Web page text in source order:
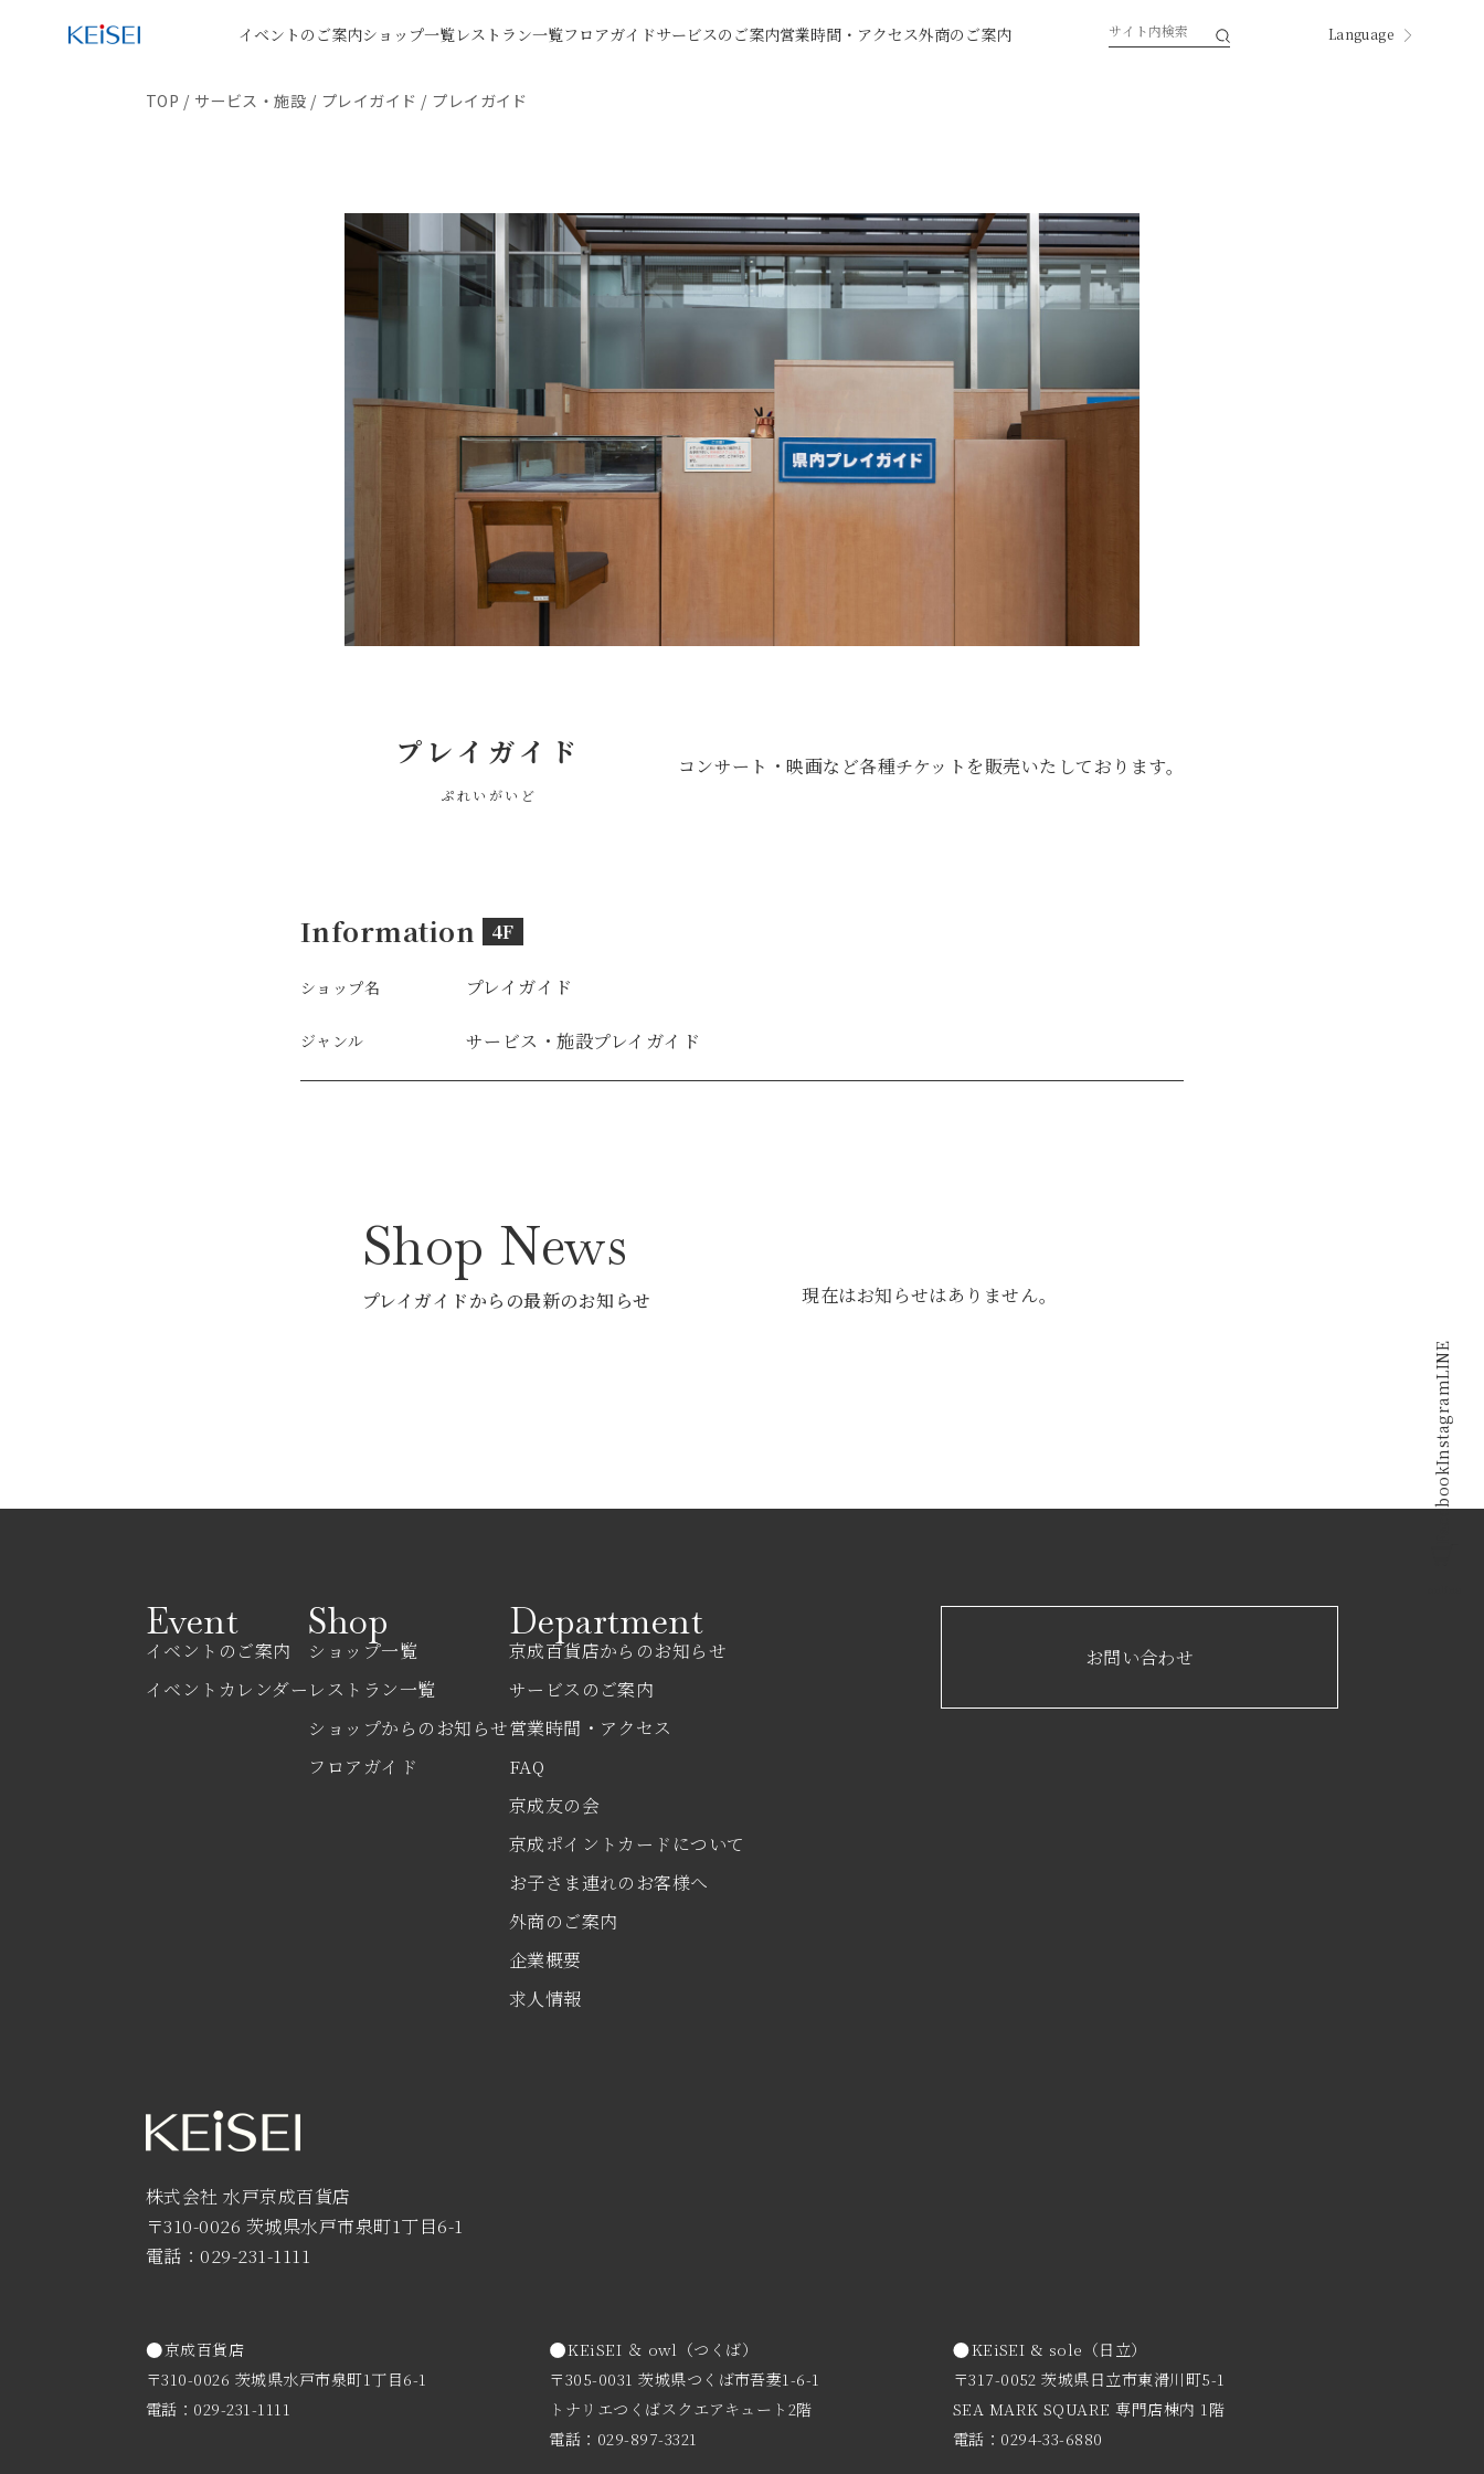
イベントのご案内ショップ一覧レストラン一覧フロアガイドサービスのご案内営業時間・アクセス外商のご案内 Language
LINE
Instagram
Facebook
TOP / サービス・施設 / プレイガイド / プレイガイド
プレイガイド
ぷれいがいど
コンサート・映画など各種チケットを販売いたしております。
Information 4F
ショップ名 プレイガイド
ジャンル サービス・施設プレイガイド
Shop News
プレイガイドからの最新のお知らせ 現在はお知らせはありません。
Event
イベントのご案内
イベントカレンダー
Shop
ショップ一覧
レストラン一覧
ショップからのお知らせ
フロアガイド
Department
京成百貨店からのお知らせ
サービスのご案内
営業時間・アクセス
FAQ
京成友の会
京成ポイントカードについて
お子さま連れのお客様へ
外商のご案内
企業概要
求人情報
お問い合わせ
株式会社 水戸京成百貨店
〒310-0026 茨城県水戸市泉町1丁目6-1
電話：029-231-1111
京成百貨店
〒310-0026 茨城県水戸市泉町1丁目6-1
電話：029-231-1111
KEiSEI ＆ owl（つくば）
〒305-0031 茨城県つくば市吾妻1-6-1
トナリエつくばスクエアキュート2階
電話：029-897-3321
KEiSEI & sole（日立）
〒317-0052 茨城県日立市東滑川町5-1
SEA MARK SQUARE 専門店棟内 1階
電話：0294-33-6880